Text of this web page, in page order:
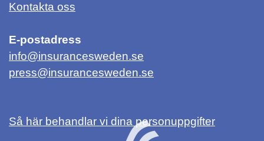
Kontakta oss
E-postadress
info@insurancesweden.se
press@insurancesweden.se
Så här behandlar vi dina personuppgifter